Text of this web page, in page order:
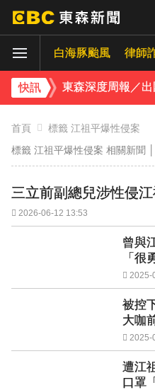
白海豚颱風 律師
快訊
下載東森App，隨
首頁
標籤 江祖平爆性侵案
標籤 江祖平爆性侵案 相關新聞
三立前副總兒涉性侵
2026-06-12 13:53
曾與
「很
2025-
被控
大咖
2025-
遭江
口罩